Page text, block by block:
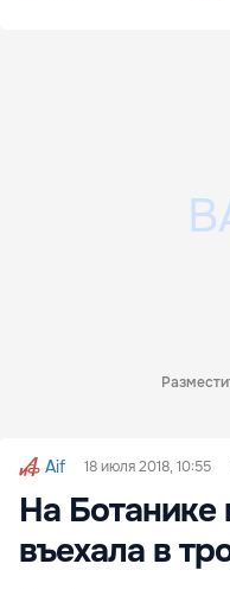
Aif 18 июля 2018, 10:55
На
въехала в